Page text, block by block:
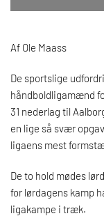
Af Ole Maass
De sportslige
håndboldligamænd
31 nederlag til
en lige så svær
ligaens mest
De to hold mødes
for lørdagens kamp
ligakampe i træk.